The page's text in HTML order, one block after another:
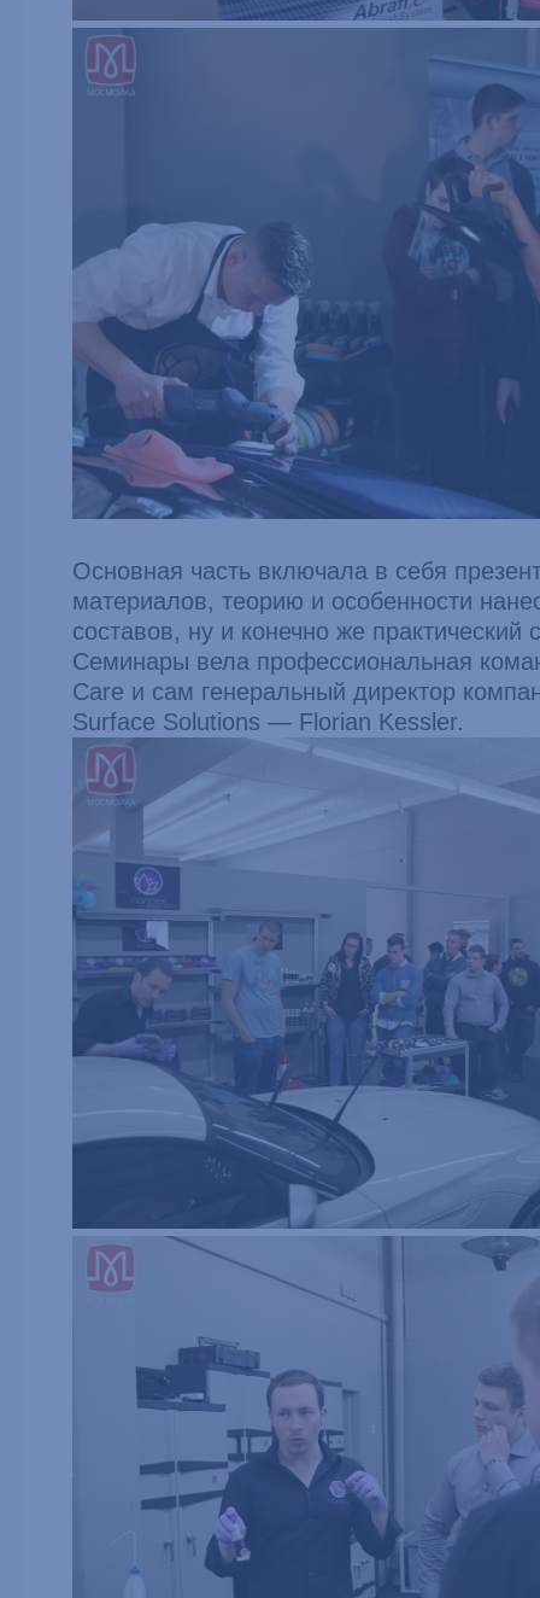
Основная часть включала в себя
материалов, теорию и особенности
составов, ну и конечно же практический
Семинары вела профессиональная
Care и сам генеральный директор
Surface Solutions — Florian Kessler.